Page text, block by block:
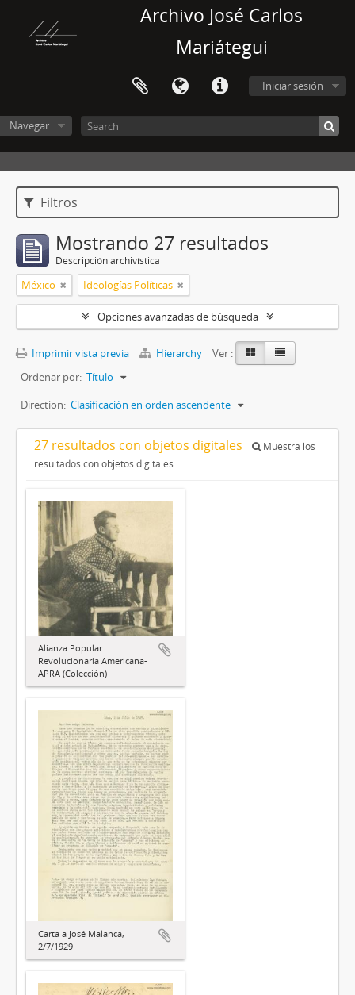
Archivo José Carlos
Mariátegui
Iniciar sesión
Navegar
Filtros
Mostrando 27 resultados
Descripción archivística
México Ideologías Políticas
Opciones avanzadas de búsqueda
Imprimir vista previa Hierarchy
Ver :
Ordenar por: Título
Direction: Clasificación en orden ascendente
27 resultados con objetos digitales
Muestra los
resultados con objetos digitales
Alianza Popular
Revolucionaria Americana-
APRA (Colección)
Carta a José Malanca,
2/7/1929